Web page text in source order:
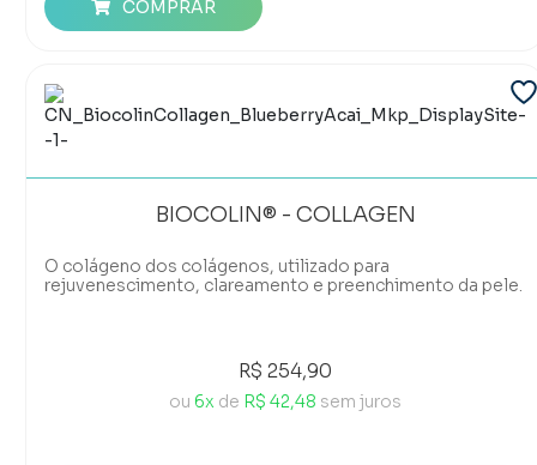
COMPRAR
BIOCOLIN® - COLLAGEN
O colágeno dos colágenos, utilizado para
rejuvenescimento, clareamento e preenchimento da pele.
R$ 254,90
ou 6x de R$ 42,48 sem juros